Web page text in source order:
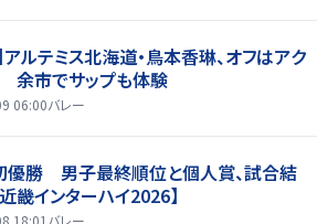
アルテミス北海道・鳥本香琳、オフはアク
余市でサップも体験
06:00バレー
優勝 男子最終順位と個人賞、試合結
畿インターハイ2026】
18:01 バレー